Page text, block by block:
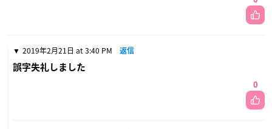
2019年2月21日 at 3:40 PM 返信
誤字失礼しました
0